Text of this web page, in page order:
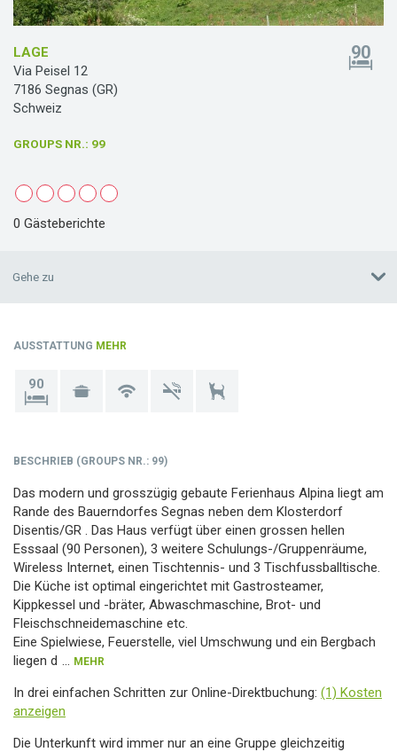
90
LAGE
Via Peisel 12
7186 Segnas (GR)
Schweiz
GROUPS NR.: 99
0 Gästeberichte
Gehe zu
AUSSTATTUNG MEHR
90
BESCHRIEB (GROUPS NR. : 99)
Das modern und grosszügig gebaute Ferienhaus Alpina liegt am
Rande des Bauerndorfes Segnas neben dem Klosterdorf
Disentis/GR . Das Haus verfügt über einen grossen hellen
Esssaal (90 Personen), 3 weitere Schulungs-/Gruppenräume,
Wireless Internet, einen Tischtennis- und 3 Tischfussballtische.
Die Küche ist optimal eingerichtet mit Gastrosteamer,
Kippkessel und -bräter, Abwaschmaschine, Brot- und
Fleischschneidemaschine etc.
Eine Spielwiese, Feuerstelle, viel Umschwung und ein Bergbach
liegen d ... MEHR
In drei einfachen Schritten zur Online-Direktbuchung: (1) Kosten
anzeigen
Die Unterkunft wird immer nur an eine Gruppe gleichzeitig